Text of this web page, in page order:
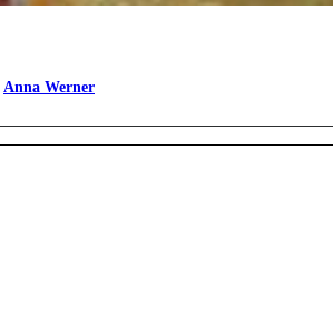
Anna Werner